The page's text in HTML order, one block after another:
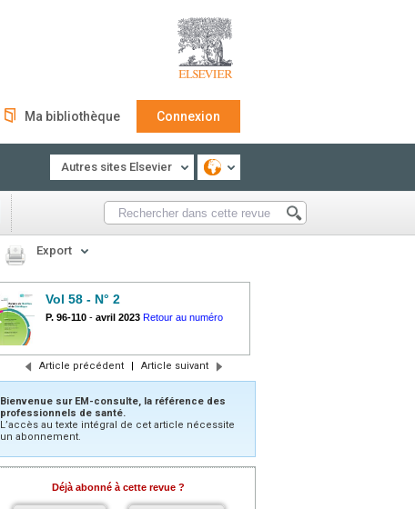
Ma bibliothèque Connexion
Autres sites Elsevier
Export
Vol 58 - N° 2
P. 96-110 - avril 2023 Retour au numéro
Article précédent | Article suivant
Bienvenue sur EM-consulte, la référence des
professionnels de santé.
L’accès au texte intégral de cet article nécessite
un abonnement.
Déjà abonné à cette revue ?